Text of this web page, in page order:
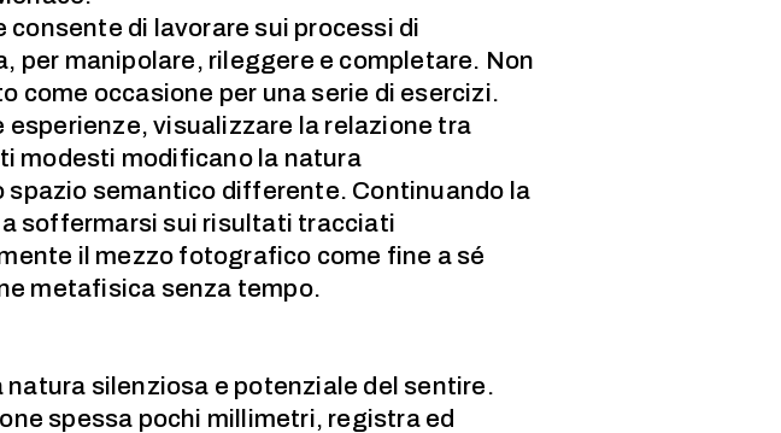
di lavorare sui processi di
per manipolare, rileggere e completare. Non
come occasione per una serie di esercizi.
visualizzare la relazione tra
modesti modificano la natura
spazio semantico differente. Continuando la
soffermarsi sui risultati tracciati
il mezzo fotografico come fine a sé
metafisica senza tempo.
silenziosa e potenziale del sentire.
spessa pochi millimetri, registra ed